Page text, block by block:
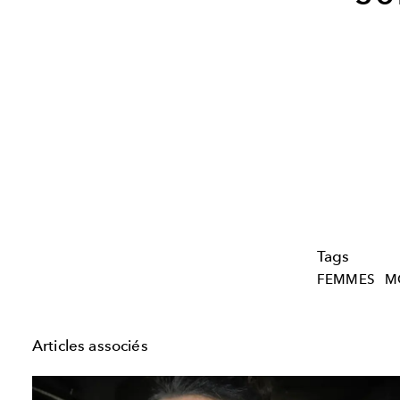
Tags
FEMMES
Articles associés